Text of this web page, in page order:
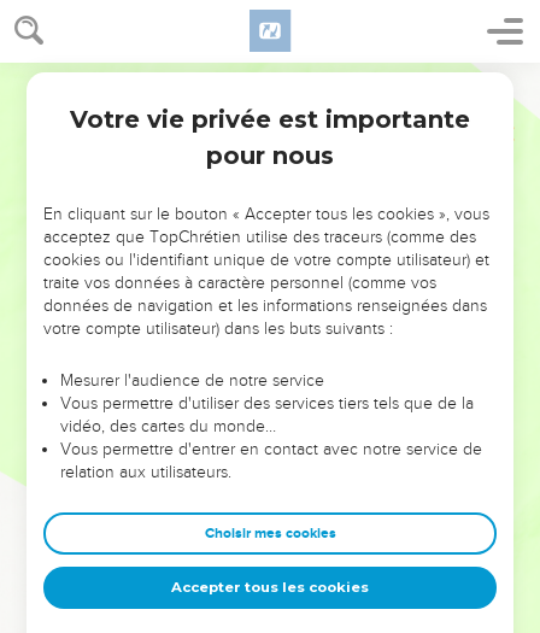
NE MANQUEZ PAS L’ÉVÉNEMENT
DE L’ANNÉE !
ET SI LEURS ERREURS POUVAIENT VOUS ÉVITER LES
VOTRES ?
leur foi ou leur vision. Mais on voit moins les doutes, les erreurs
et les saisons difficiles qu'ils ont traversés, alors même que ce
sont elles qui les ont façonnés.
Dans cette conférence, leaders, entrepreneurs, et responsables
clés pour avancer avec plus de sagesse afin que leurs erreurs
deviennent vos tremplins. Que vous guidiez un ministère, une
équipe, un groupe ou une famille, leur expérience est faite
pour vous.
Votre vie privée est importante
pour nous
En cliquant sur le bouton « Accepter tous les cookies », vous
acceptez que TopChrétien utilise des traceurs (comme des
cookies ou l'identifiant unique de votre compte utilisateur) et
traite vos données à caractère personnel (comme vos
données de navigation et les informations renseignées dans
votre compte utilisateur) dans les buts suivants :
Mesurer l'audience de notre service
Vous permettre d'utiliser des services tiers tels que de la
vidéo, des cartes du monde…
Vous permettre d'entrer en contact avec notre service de
relation aux utilisateurs.
Choisir mes cookies
Accepter tous les cookies